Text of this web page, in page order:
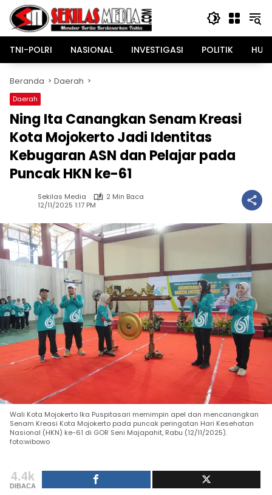
Langsung
konten
TNI-POLRI
NASIONAL INVESTIGASI POLITIK
Beranda Daerah
Daerah
Ning Ita Canangkan Senam Kreasi
Kota Mojokerto Jadi Identitas
Kebugaran ASN dan Pelajar pada
Puncak HKN ke-61
Sekilas Media
2 Min Baca
12/11/2025 1:17 PM
Wali Kota Mojokerto Ika Puspitasari memimpin apel dan mencanangkan
Senam Kreasi Kota Mojokerto pada puncak peringatan Hari Kesehatan
Nasional (HKN) ke-61 di GOR Seni Majapahit, Rabu (12/11/2025).
foto:wibowo
4.4k
DIBACA